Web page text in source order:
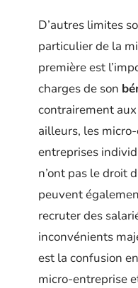
D’autres limites
particulier de la
première est
charges de son
contrairement
ailleurs, les
entreprises
n’ont pas le droit
peuvent
recruter des
inconvénients
est la confusion
micro-entreprise